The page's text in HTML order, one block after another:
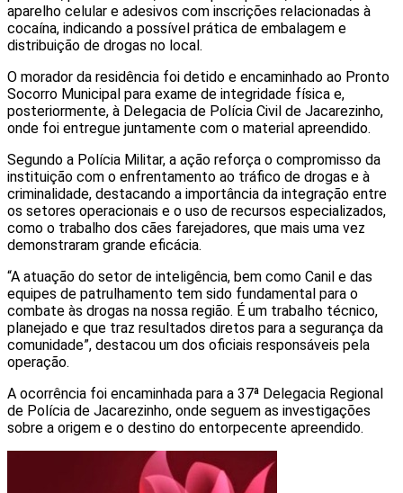
aparelho celular e adesivos com inscrições relacionadas à
cocaína, indicando a possível prática de embalagem e
distribuição de drogas no local.
O morador da residência foi detido e encaminhado ao Pronto
Socorro Municipal para exame de integridade física e,
posteriormente, à Delegacia de Polícia Civil de Jacarezinho,
onde foi entregue juntamente com o material apreendido.
Segundo a Polícia Militar, a ação reforça o compromisso da
instituição com o enfrentamento ao tráfico de drogas e à
criminalidade, destacando a importância da integração entre
os setores operacionais e o uso de recursos especializados,
como o trabalho dos cães farejadores, que mais uma vez
demonstraram grande eficácia.
“A atuação do setor de inteligência, bem como Canil e das
equipes de patrulhamento tem sido fundamental para o
combate às drogas na nossa região. É um trabalho técnico,
planejado e que traz resultados diretos para a segurança da
comunidade”, destacou um dos oficiais responsáveis pela
operação.
A ocorrência foi encaminhada para a 37ª Delegacia Regional
de Polícia de Jacarezinho, onde seguem as investigações
sobre a origem e o destino do entorpecente apreendido.